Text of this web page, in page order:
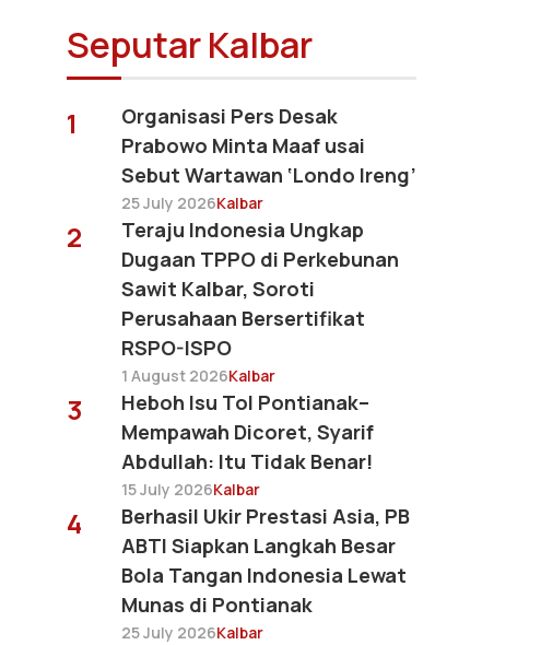
Seputar Kalbar
1
Organisasi Pers Desak
Prabowo Minta Maaf usai
Sebut Wartawan ‘Londo Ireng’
25 July 2026Kalbar
2
Teraju Indonesia Ungkap
Dugaan TPPO di Perkebunan
Sawit Kalbar, Soroti
Perusahaan Bersertifikat
RSPO-ISPO
1 August 2026Kalbar
3
Heboh Isu Tol Pontianak–
Mempawah Dicoret, Syarif
Abdullah: Itu Tidak Benar!
15 July 2026Kalbar
4
Berhasil Ukir Prestasi Asia, PB
ABTI Siapkan Langkah Besar
Bola Tangan Indonesia Lewat
Munas di Pontianak
25 July 2026Kalbar